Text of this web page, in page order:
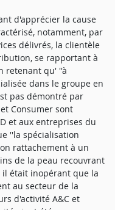
d'apprécier la cause
notamment, par
délivrés, la clientèle
se rapportant à
retenant qu' ''à
dans le groupe en
pas démontré par
Consumer sont
et aux entreprises du
''la spécialisation
rattachement à un
de la peau recouvrant
était inopérant que la
au secteur de la
d'activité A&C et